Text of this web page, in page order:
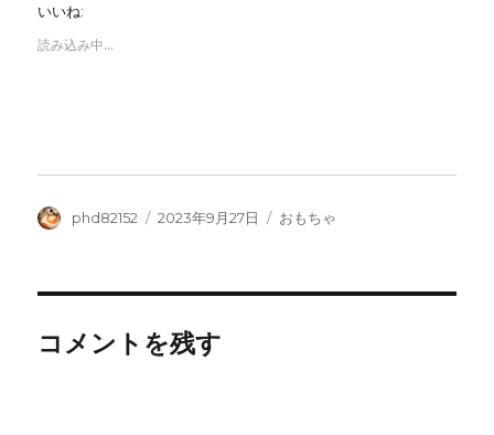
いいね:
読み込み中…
投
phd82152
投
2023年9月27日
カ
おもちゃ
コメントを残す